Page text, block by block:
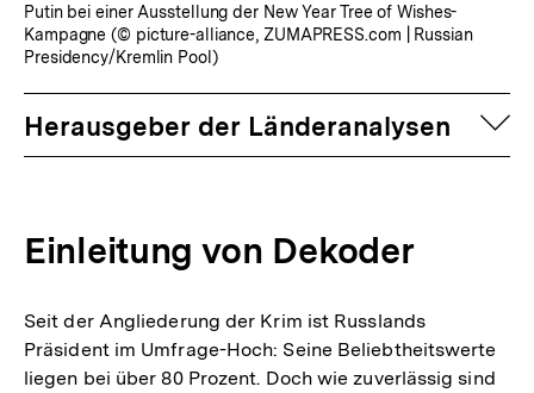
Putin bei einer Ausstellung der New Year Tree of Wishes-
Kampagne (© picture-alliance, ZUMAPRESS.com | Russian
Presidency/Kremlin Pool)
Herausgeber der Länderanalysen
Einleitung von Dekoder
Seit der Angliederung der Krim ist Russlands
Präsident im Umfrage-Hoch: Seine Beliebtheitswerte
liegen bei über 80 Prozent. Doch wie zuverlässig sind